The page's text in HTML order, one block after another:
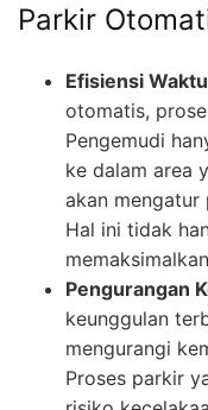
Parkir
Efisiensi
otomatis,
Pengemudi
ke dalam area
akan mengatur
Hal ini tidak
Pengurangan
keunggulan
mengurangi
Proses parkir